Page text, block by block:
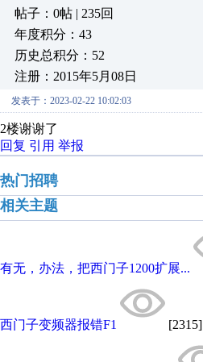
帖子：0帖 | 235回
年度积分：43
历史总积分：52
注册：2015年5月08日
发表于：2023-02-22 10:02:03
2楼谢谢了
回复 引用 举报
热门招聘
相关主题
有无，办法，把西门子1200扩展...
西门子变频器报错F1 [2315]